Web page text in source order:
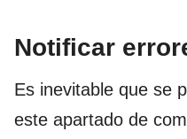
Notificar
Es inevitable que se
este apartado de